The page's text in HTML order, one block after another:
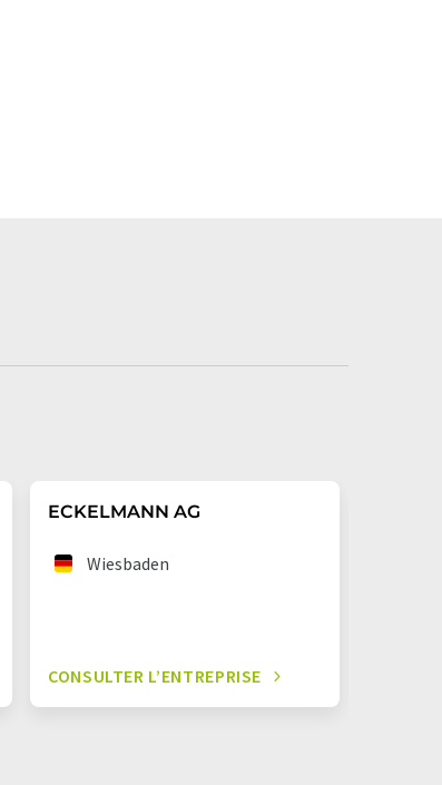
ECKELMANN AG
Wiesbaden
CONSULTER L’ENTREPRISE